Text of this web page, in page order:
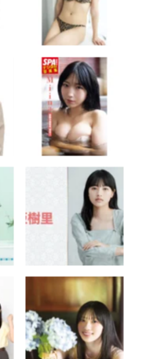
田剛典